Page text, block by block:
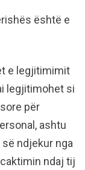
është e
e legjitimimit
legjitimohet si
për
ashtu
ndjekur nga
ndaj tij